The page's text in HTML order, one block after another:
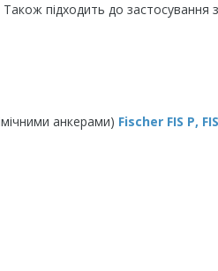
підходить до застосування
анкерами) Fischer FIS P,